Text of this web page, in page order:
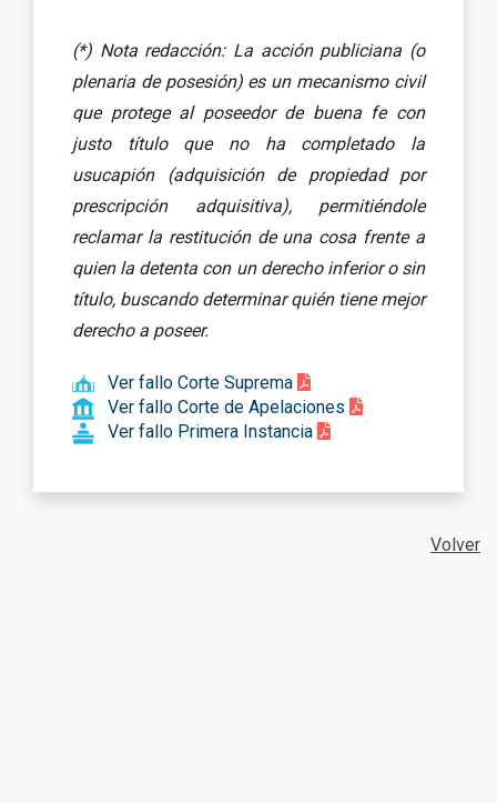
(*) Nota redacción: La acción publiciana (o
plenaria de posesión) es un mecanismo civil
que protege al poseedor de buena fe con
justo título que no ha completado la
usucapión (adquisición de propiedad por
prescripción adquisitiva), permitiéndole
reclamar la restitución de una cosa frente a
quien la detenta con un derecho inferior o sin
título, buscando determinar quién tiene mejor
derecho a poseer.
Ver fallo Corte Suprema
Ver fallo Corte de Apelaciones
Ver fallo Primera Instancia
Volver